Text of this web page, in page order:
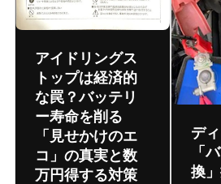
アイドリングス
トップは経済的
な罠？バッテリ
ー寿命を削る
「見せかけのエ
コ」の真実と数
万円得する対策
デ
「
換